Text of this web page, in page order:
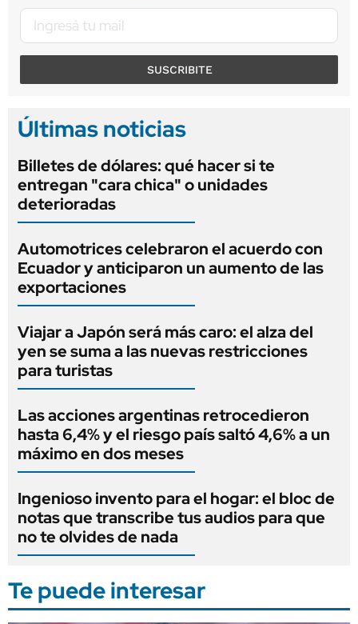
SUSCRIBITE
Últimas noticias
Billetes de dólares: qué hacer si te
entregan "cara chica" o unidades
deterioradas
Automotrices celebraron el acuerdo con
Ecuador y anticiparon un aumento de las
exportaciones
Viajar a Japón será más caro: el alza del
yen se suma a las nuevas restricciones
para turistas
Las acciones argentinas retrocedieron
hasta 6,4% y el riesgo país saltó 4,6% a un
máximo en dos meses
Ingenioso invento para el hogar: el bloc de
notas que transcribe tus audios para que
no te olvides de nada
Te puede interesar